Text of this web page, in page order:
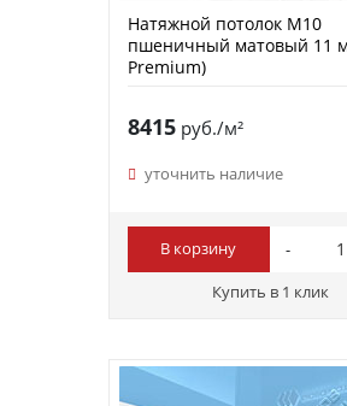
Натяжной потолок M10
пшеничный матовый 11
Premium)
8415руб./м²
уточнить наличие
В корзину
Купить в 1 клик